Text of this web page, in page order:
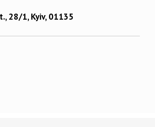
28/1, Kyiv, 01135